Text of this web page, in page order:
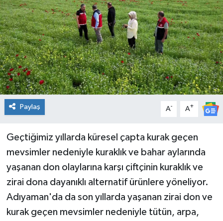
Paylaş A- A+
Geçtiğimiz yıllarda küresel çapta kurak geçen
mevsimler nedeniyle kuraklık ve bahar aylarında
yaşanan don olaylarına karşı çiftçinin kuraklık ve
zirai dona dayanıklı alternatif ürünlere yöneliyor.
Adıyaman'da da son yıllarda yaşanan zirai don ve
kurak geçen mevsimler nedeniyle tütün, arpa,
İlim & İrfan
Kültür & Sanat
KURDÎ
Sağlık
Siyaset
Spor
Yaşam